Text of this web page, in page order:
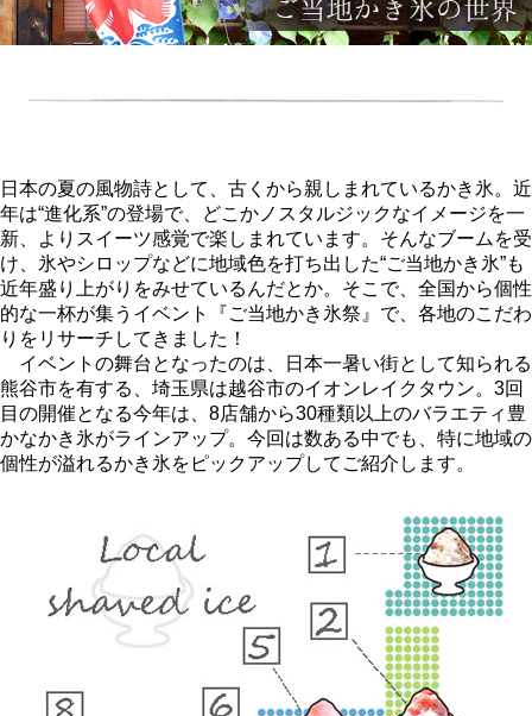
日本の夏の風物詩として、古くから親しまれているかき氷。近
年は“進化系”の登場で、どこかノスタルジックなイメージを一
新、よりスイーツ感覚で楽しまれています。そんなブームを受
け、氷やシロップなどに地域色を打ち出した“ご当地かき氷”も
近年盛り上がりをみせているんだとか。そこで、全国から個性
的な一杯が集うイベント『ご当地かき氷祭』で、各地のこだわ
りをリサーチしてきました！
イベントの舞台となったのは、日本一暑い街として知られる
熊谷市を有する、埼玉県は越谷市のイオンレイクタウン。3回
目の開催となる今年は、8店舗から30種類以上のバラエティ豊
かなかき氷がラインアップ。今回は数ある中でも、特に地域の
個性が溢れるかき氷をピックアップしてご紹介します。